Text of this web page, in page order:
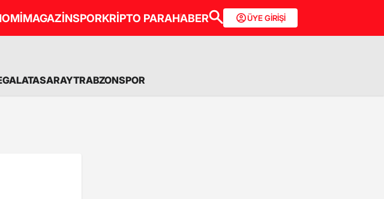
MAGAZİNSPORKRİPTO PARAHABER ÜYE GİRİŞİ
GALATASARAYTRABZONSPOR